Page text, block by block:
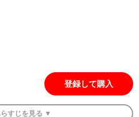
登録して購入
すじを 見る ▼